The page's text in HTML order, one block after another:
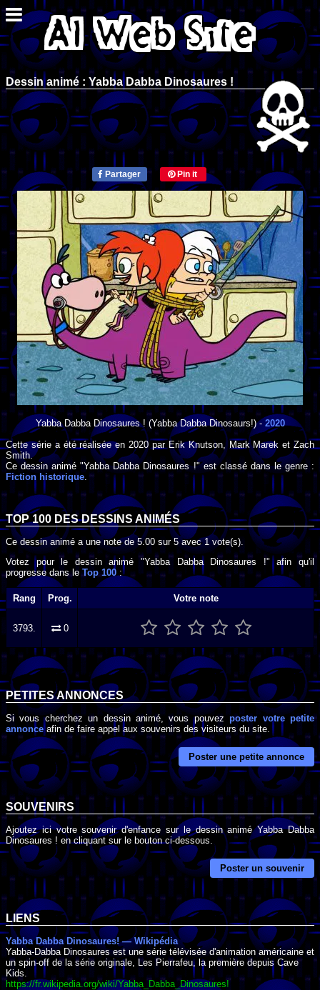
Dessin animé : Yabba Dabba Dinosaures !
Partager Pin it
Yabba Dabba Dinosaures ! (Yabba Dabba Dinosaurs!) - 2020
Cette série a été réalisée en 2020 par Erik Knutson, Mark Marek etZach
Smith.
Ce dessin animé "Yabba Dabba Dinosaures !" est classé dans le genre :
Fiction historique
TOP 100 DESDESSINS ANIMÉS
Ce dessin animé a une note de 5.00 sur5avec1 vote(s).
Votez pour le dessin animé "Yabba Dabba Dinosaures !" afin qu'il
progresse dans leTop 100 :
Rang Prog. Votre note
3793. 0
PETITES ANNONCES
Si vous cherchez un dessin animé, vous pouvezposter votre petite
annonceafin de faire appel aux souvenirs des visiteurs du site.
Poster une petite annonce
SOUVENIRS
Ajoutez ici votre souvenir d'enfance sur le dessin animé Yabba Dabba
Dinosaures ! en cliquant sur le bouton ci-dessous.
Poster un souvenir
LIENS
Yabba Dabba Dinosaures! — Wikipédia
Yabba-Dabba Dinosaures est une série télévisée d'animation américaine et
un spin-off de la série originale, Les Pierrafeu, la première depuis Cave
Kids.
https://fr.wikipedia.org/wiki/Yabba_Dabba_Dinosaures!